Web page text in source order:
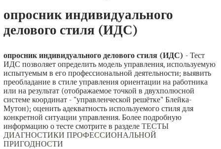
опросник индивидуального
делового стиля (ИДС)
опросник индивидуального делового стиля (ИДС) - Тест
ИДС позволяет определить модель управления, используемую
испытуемым в его профессиональной деятельности; выявить
преобладание в стиле управления ориентации на работника
или на результат (отображаемое точкой в двухполюсной
системе координат - "управленческой решётке" Блейка-
Мутон); оценить адекватность используемого стиля для
конкретной ситуации управления. Более подробную
информацию о тесте смотрите в разделе ТЕСТЫ
ДИАГНОСТИКИ ПРОФЕССИОНАЛЬНОЙ
ПРИГОДНОСТИ